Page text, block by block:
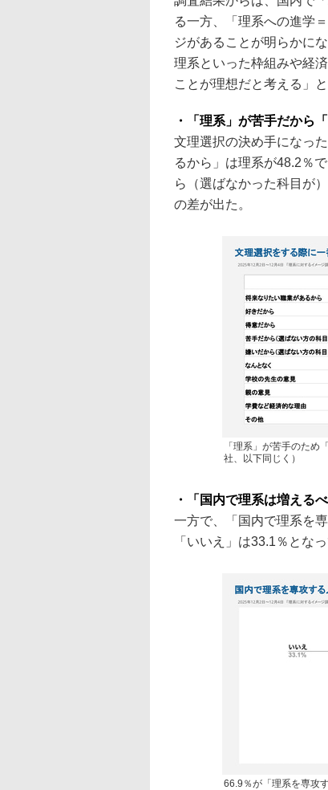
る一方、「理系への進学
ジがあることが明らかに
理系といった枠組みや経
ことが理想だと考える」
・「理系」が苦手だから
文理選択の決め手になっ
るから」は理系が48.2％
ら（選ばなかった科目が
の差が出た。
「理系」が苦手のた
社、以下同じく）
・「国内で理系は増える
一方で、「国内で理系を
「いいえ」は33.1％となっ
66.9％が「理系を専攻